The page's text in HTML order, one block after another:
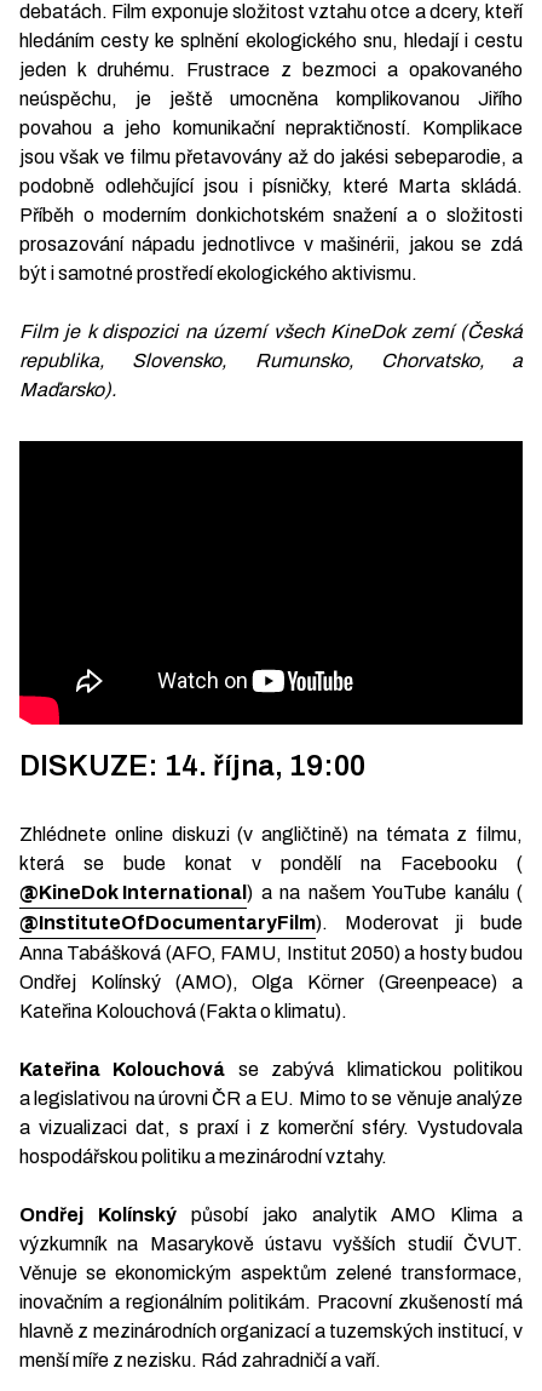
debatách. Film exponuje složitost vztahu otce a dcery, kteří
hledáním cesty ke splnění ekologického snu, hledají i cestu
jeden k druhému. Frustrace z bezmoci a opakovaného
neúspěchu, je ještě umocněna komplikovanou Jiřího
povahou a jeho komunikační nepraktičností. Komplikace
jsou však ve filmu přetavovány až do jakési sebeparodie, a
podobně odlehčující jsou i písničky, které Marta skládá.
Příběh o moderním donkichotském snažení a o složitosti
prosazování nápadu jednotlivce v mašinérii, jakou se zdá
být i samotné prostředí ekologického aktivismu.
Film je k dispozici na území všech KineDok zemí (Česká
republika, Slovensko, Rumunsko, Chorvatsko, a
Maďarsko).
DISKUZE: 14. října, 19:00
Zhlédnete online diskuzi (v angličtině) na témata z filmu,
která se bude konat v pondělí na Facebooku (
@KineDok International ) a na našem YouTube kanálu (
@InstituteOfDocumentaryFilm). Moderovat ji bude
Anna Tabášková (AFO, FAMU, Institut 2050) a hosty budou
Ondřej Kolínský (AMO), Olga Körner (Greenpeace) a
Kateřina Kolouchová (Fakta o klimatu).
Kateřina Kolouchová se zabývá klimatickou politikou
a legislativou na úrovni ČR a EU. Mimo to se věnuje analýze
a vizualizaci dat, s praxí i z komerční sféry. Vystudovala
hospodářskou politiku a mezinárodní vztahy.
Ondřej Kolínský působí jako analytik AMO Klima a
výzkumník na Masarykově ústavu vyšších studií ČVUT.
Věnuje se ekonomickým aspektům zelené transformace,
inovačním a regionálním politikám. Pracovní zkušeností má
hlavně z mezinárodních organizací a tuzemských institucí, v
menší míře z nezisku. Rád zahradničí a vaří.